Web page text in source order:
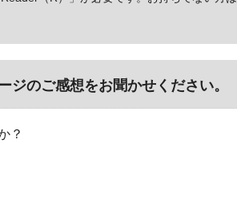
ジのご感想をお聞かせください。
？